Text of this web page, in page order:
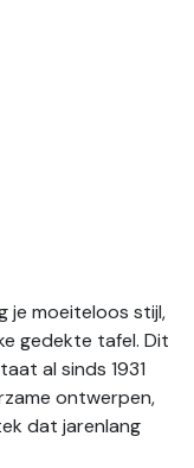
je moeiteloos stijl,
gedekte tafel. Dit
al sinds 1931
ontwerpen,
dat jarenlang